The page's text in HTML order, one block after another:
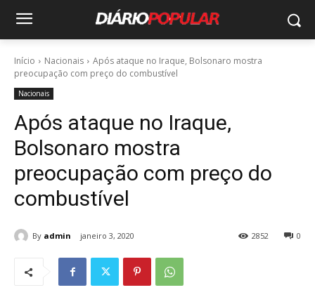
Início Nacionais
Após ataque no Iraque, Bolsonaro mostra
preocupação com preço do combustível
Nacionais
Após ataque no Iraque,
Bolsonaro mostra
preocupação com preço do
combustível
By admin janeiro 3, 2020 0
2852